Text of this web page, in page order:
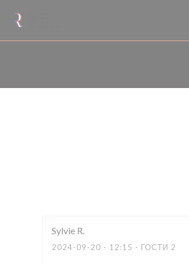
Sylvie R
2024-09-20 - 12:15 - ГОСТИ 2